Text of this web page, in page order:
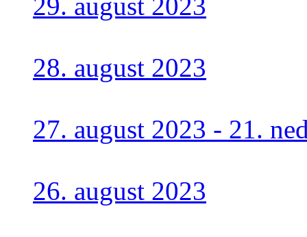
29. august 2023
28. august 2023
27. august 2023 - 21.
26. august 2023